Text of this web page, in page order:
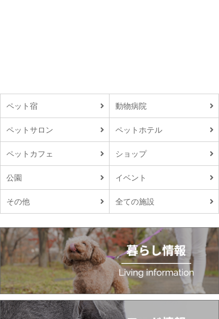
ペット宿 動物病院
ペットサロン ペットホテル
ペットカフェ ショップ
公園 イベント
その他 全ての施設